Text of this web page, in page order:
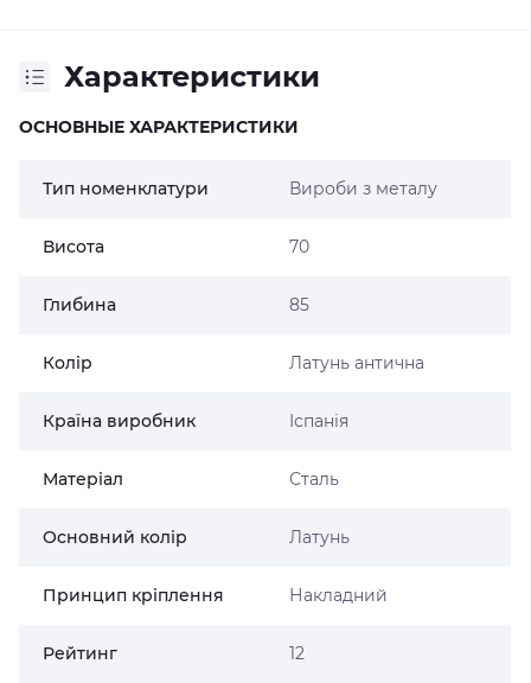
Характеристики
ОСНОВНЫЕ ХАРАКТЕРИСТИКИ
Тип номенклатури Вироби з металу
Висота 70
Глибина 85
Колір Латунь антична
Країна виробник Іспанія
Матеріал Сталь
Основний колір Латунь
Принцип кріплення Накладний
Рейтинг 12